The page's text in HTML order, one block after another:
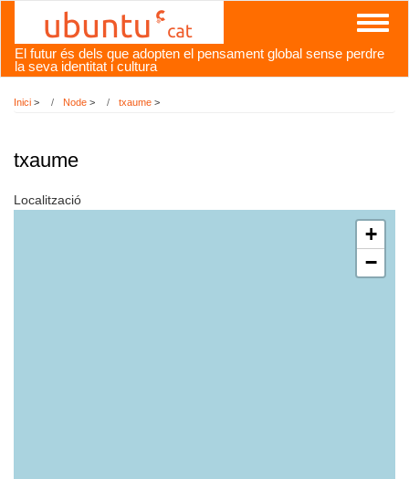
contingut
El futur és dels que adopten el pensament global sense perdre
la seva identitat i cultura
Inici > Node > txaume >
txaume
Localització
+
−